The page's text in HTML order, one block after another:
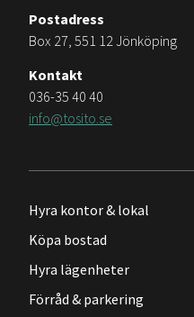
Postadress
Box 27, 551 12 Jönköping
Kontakt
036-35 40 40
info@tosito.se
Hyra kontor & lokal
Köpa bostad
Hyra lägenheter
Förråd & parkering